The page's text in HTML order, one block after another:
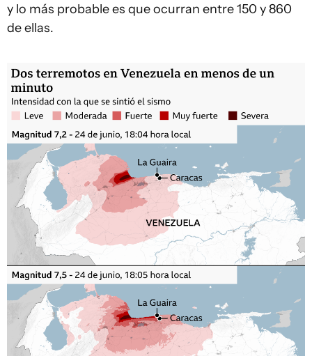
y lo más probable es que ocurran entre 150 y 860
de ellas.